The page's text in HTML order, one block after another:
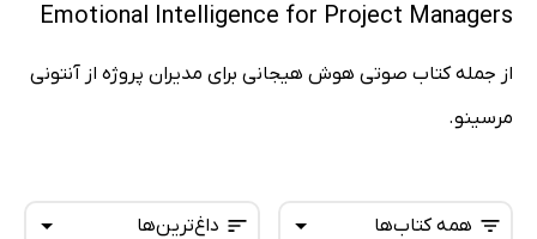
Emotional Intelligence for Project Managers
از جمله کتاب صوتی هوش هیجانی برای مدیران پروژه از آنتونی
مرسینو.
داغ‌ترین‌ها همه کتاب‌ها